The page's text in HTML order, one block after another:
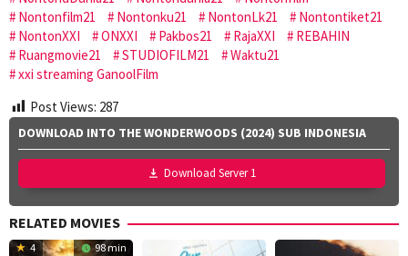
Nontonfilm21
Nontonku21 NontonLk21
Nontontiket21
NontonXXI
ONXXI Pakbos21 RajaXXI
REBAHIN
Ruangmovie21
STUDIOFILM21
Waktu21
xxi streaming GanoolFilm
Post Views: 287
DOWNLOAD INTO THE WONDERWOODS (2024) SUB INDONESIA
Download Server 1
RELATED MOVIES
4 98 min